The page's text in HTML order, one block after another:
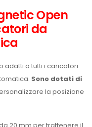
Open
da
adatti a tutti i caricatori
Sono dotati di
la posizione